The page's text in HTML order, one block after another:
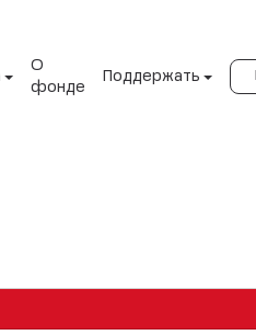
О
фонде
Поддержать